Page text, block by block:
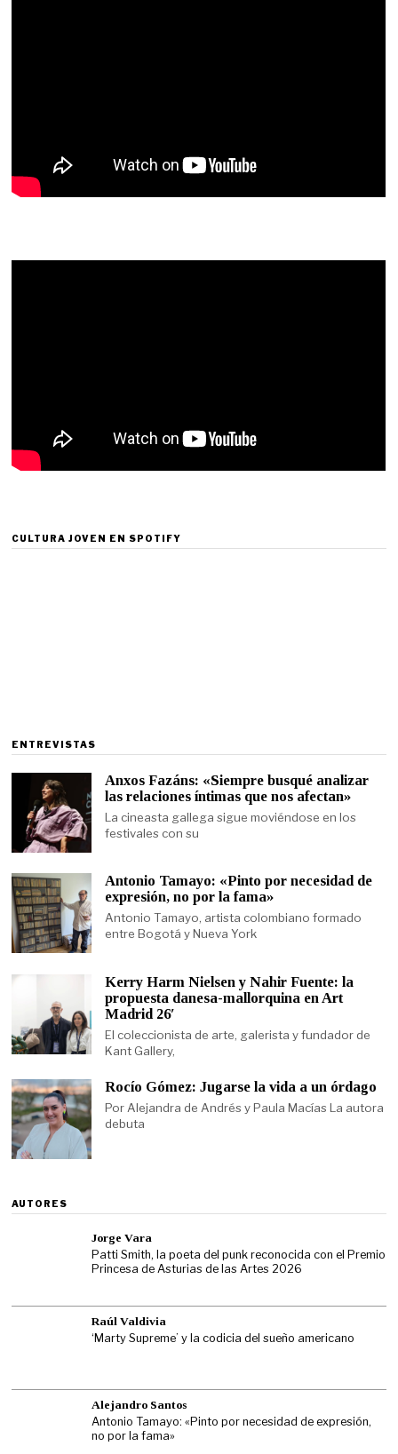
CULTURA JOVEN EN SPOTIFY
ENTREVISTAS
Anxos Fazáns: «Siempre busqué analizar
las relaciones íntimas que nos afectan»
La cineasta gallega sigue moviéndose en los
festivales con su
Antonio Tamayo: «Pinto por necesidad de
expresión, no por la fama»
Antonio Tamayo, artista colombiano formado
entre Bogotá y Nueva York
Kerry Harm Nielsen y Nahir Fuente: la
propuesta danesa-mallorquina en Art
Madrid 26′
El coleccionista de arte, galerista y fundador de
Kant Gallery,
Rocío Gómez: Jugarse la vida a un órdago
Por Alejandra de Andrés y Paula Macías La autora
debuta
AUTORES
Jorge Vara
Patti Smith, la poeta del punk reconocida con el Premio
Princesa de Asturias de las Artes 2026
Raúl Valdivia
‘Marty Supreme’ y la codicia del sueño americano
Alejandro Santos
Antonio Tamayo: «Pinto por necesidad de expresión,
no por la fama»